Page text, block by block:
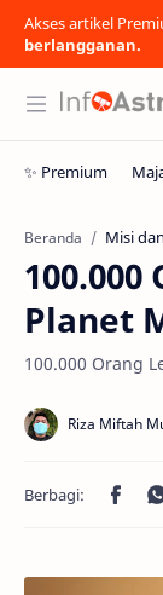
Akses artikel
berlangganan.
Beranda Misi
Planet
100.000 Orang